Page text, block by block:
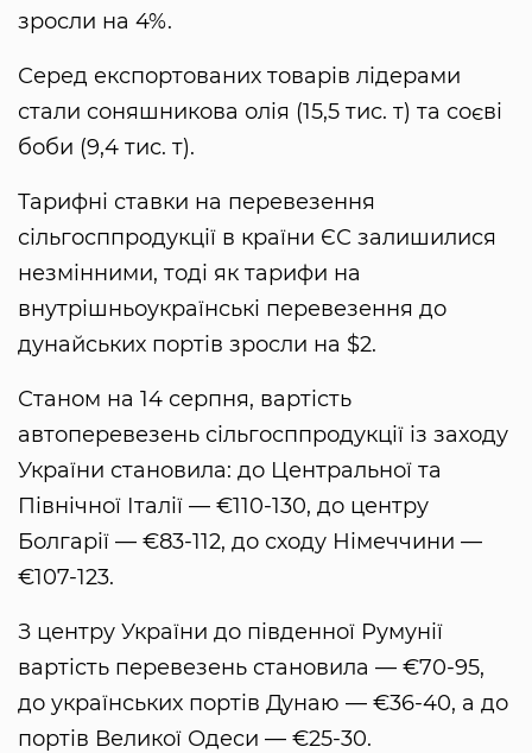
зросли на 4%.
Серед експортованих товарів лідерами
стали соняшникова олія (15,5 тис. т) та соєві
боби (9,4 тис. т).
Тарифні ставки на перевезення
сільгосппродукції в країни ЄС залишилися
незмінними, тоді як тарифи на
внутрішньоукраїнські перевезення до
дунайських портів зросли на $2.
Станом на 14 серпня, вартість
автоперевезень сільгосппродукції із заходу
України становила: до Центральної та
Північної Італії — €110-130, до центру
Болгарії — €83-112, до сходу Німеччини —
€107-123.
З центру України до південної Румунії
вартість перевезень становила — €70-95,
до українських портів Дунаю — €36-40, а до
портів Великої Одеси — €25-30.